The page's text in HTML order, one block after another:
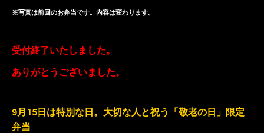
※写真は前回のお弁当です。内容は変わります。
受付終了いたしました。
ありがとうございました。
9月15日は特別な日。大切な人と祝う「敬老の日」限定
弁当